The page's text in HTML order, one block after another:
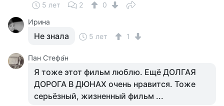
5 лет 2
0
Ирина
Не знала 5 лет 1
Пан Стефа́н
Я тоже этот фильм люблю. Ещё ДОЛГАЯ
ДОРОГА В ДЮНАХ очень нравится. Тоже
серьёзный, жизненный фильм ...